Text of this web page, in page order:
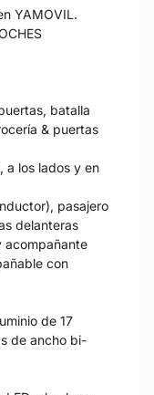
YAMOVIL.
batalla
& puertas
a los lados y en
pasajero
delanteras
acompañante
con
de 17
de ancho bi-